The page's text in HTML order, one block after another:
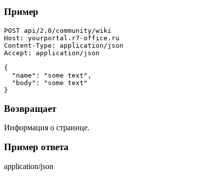
Пример
POST api/2.0/community/wiki
Host: yourportal.r7-office.ru
Content-Type: application/json
Accept: application/json
{
  "name": "some text",
  "body": "some text"
}
Возвращает
Информация о странице.
Пример ответа
application/json